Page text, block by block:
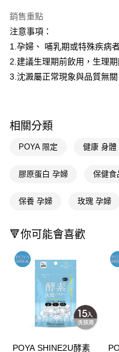
【關於「AFTEE先享後付」】
AFTEE先享後付是「在收到商品
便利好安心！
１．簡單：不需註冊會員、不
２．便利：只要手機號碼，簡訊
３．安心：先確認商品／服務後
結帳頁面，進行簡訊認證並確認
２．訂單成立數日內，您將收到
３．收到繳費通知簡訊後14天
ATM／網路銀行／等多元方式進
購買商品的店家。未經商家同
※ 交易是否成功請以「AFTEE
是否繳費成功／繳費後需取消
【注意事項】
１．透過由恩沛科技股份有限公
易，需依本服務之必要範圍內提
權轉讓予恩沛科技股份有限公司。
２．關於個人資料處理事宜，請
https://aftee.tw/terms/#terms3
３．未成年的使用者請事先徵
「AFTEE先享後付」，若未經
時審查核予不同之上限額度；若
即享券
運送方式
全家取貨付款
付款後全家取貨
每筆NT$65，滿NT$490(含
付款後萊爾富取貨
7-11取貨付款
每筆NT$65，滿NT$490(含
付款後7-11取貨
每筆NT$65，滿NT$490(含
宅配(本島)
每筆NT$100，滿NT$790(
銷售重點
注意事項：
1.孕婦、 哺乳期或特殊疾病
2.建議生理期前飲用，生理
3.沈澱屬正常現象與品質無關
相關分類
POYA 限定 健康 身體
膠原蛋白 孕婦 保健食
保養 孕婦 玫瑰 孕婦
🔻你可能會喜歡
POYA SHINE2U酵素